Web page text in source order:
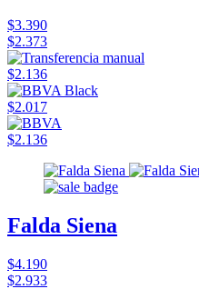
$3.390
$2.373
$2.136
$2.017
$2.136
Falda Siena
$4.190
$2.933